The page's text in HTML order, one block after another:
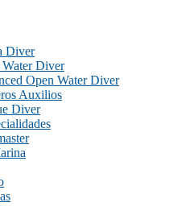
Diver
Diver
Open Water Diver
Auxilios
Diver